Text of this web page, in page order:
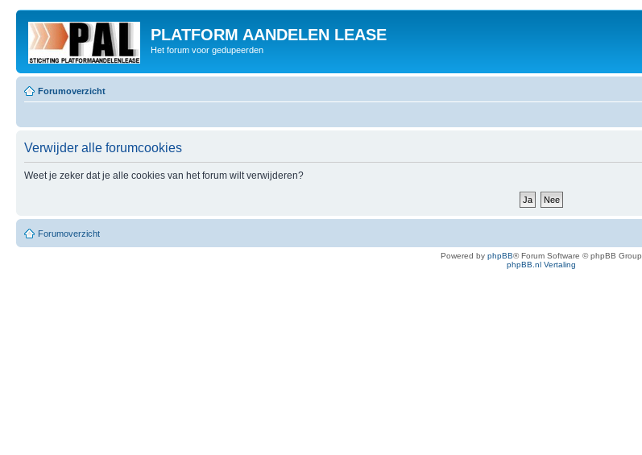
PLATFORM AANDELEN LEASE
Het forum voor gedupeerden
Forumoverzicht
Verwijder alle forumcookies
Weet je zeker dat je alle cookies van het forum wilt verwijderen?
Forumoverzicht
Powered by phpBB® Forum Software © phpBB Group
phpBB.nl Vertaling